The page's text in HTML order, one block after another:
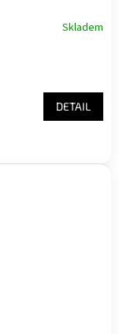
Skladem
DETAIL